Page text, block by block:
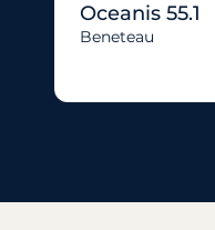
Oceanis 55.1
Beneteau